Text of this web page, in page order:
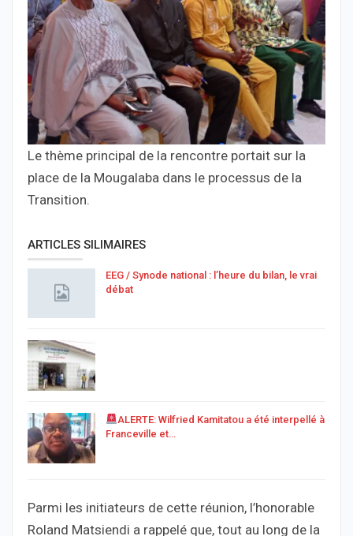
Le thème principal de la rencontre portait sur la
place de la Mougalaba dans le processus de la
Transition.
ARTICLES SILIMAIRES
EEG / Synode national : l’heure du bilan, le vrai
débat
ALERTE: Wilfried Kamitatou a été interpellé à
Franceville et…
Parmi les initiateurs de cette réunion, l’honorable
Roland Matsiendi a rappelé que, tout au long de la